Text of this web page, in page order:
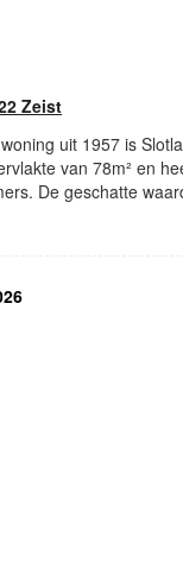
Zeist
uit 1957 is
van 78m² en
De geschatte